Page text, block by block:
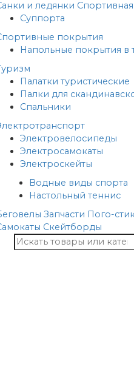
и ледянки
Суппорта
покрытия
Напольные покрытия в
Палатки туристические
Палки для
Спальники
Электровелосипеды
Электросамокаты
Электроскейты
Водные виды спорта
Настольный теннис
Запчасти Пого-
Скейтборды